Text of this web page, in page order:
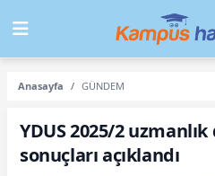
Anasayfa GÜNDEM
YDUS 2025/2
sonuçları açıklandı